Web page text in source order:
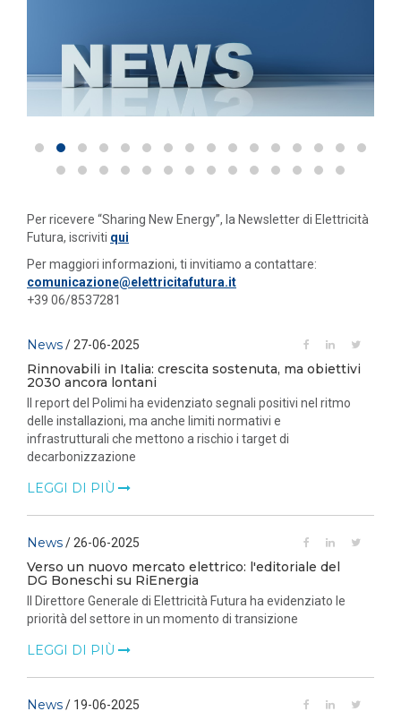
Per ricevere “Sharing New Energy”, la Newsletter di Elettricità
Futura, iscriviti qui
Per maggiori informazioni, ti invitiamo a contattare:
comunicazione@elettricitafutura.it
+39 06/8537281
News/ 27-06-2025
Rinnovabili in Italia: crescita sostenuta, ma obiettivi
2030 ancora lontani
Il report del Polimi ha evidenziato segnali positivi nel ritmo
delle installazioni, ma anche limiti normativi e
infrastrutturali che mettono a rischio i target di
decarbonizzazione
LEGGI DI PIÙ
News/ 26-06-2025
Verso un nuovo mercato elettrico: l'editoriale del
DG Boneschi su RiEnergia
Il Direttore Generale di Elettricità Futura ha evidenziato le
priorità del settore in un momento di transizione
LEGGI DI PIÙ
News/ 19-06-2025